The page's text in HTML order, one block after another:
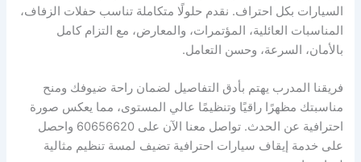
السيارات بكل احتراف. نقدم حلولًا متكاملة تناسب حفلات الزفاف،
المناسبات العائلية، المؤتمرات، والمعارض، مع التزام كامل
بالأمان، السرعة، وحسن التعامل.
فريقنا المدرب يهتم بأدق التفاصيل لضمان راحة ضيوفك ومنح
مناسبتك مظهرًا راقيًا وتنظيمًا عالي المستوى، مما يعكس صورة
احترافية عن الحدث. تواصل معنا الآن على 60656620 واحصل
على خدمة إيقاف سيارات احترافية تضيف لمسة تنظيم مثالية